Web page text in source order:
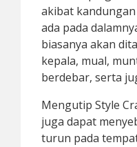
akibat
ada pada
biasanya akan
kepala, mual,
berdebar, serta
Mengutip Style
juga dapat
turun pada